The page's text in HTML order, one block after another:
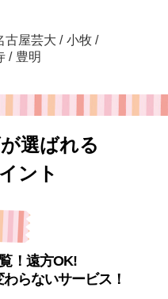
古屋芸大 / 小牧 /
/ 豊明
選ばれる
ント
！遠方OK!
らないサービス！